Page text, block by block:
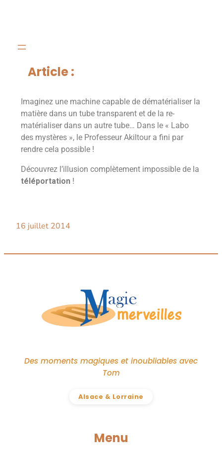
Article :
Imaginez une machine capable de dématérialiser la
matière dans un tube transparent et de la re-
matérialiser dans un autre tube… Dans le « Labo
des mystères », le Professeur Akiltour a fini par
rendre cela possible !
Découvrez l’illusion complètement impossible de la
téléportation !
16 juillet 2014
Des moments magiques et inoubliables avec
Tom
Alsace & Lorraine
Menu